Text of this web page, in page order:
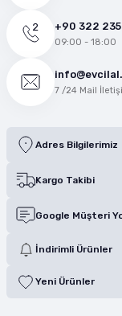
+90 322
09:00 - 18:00
7 /24 Mail
Adres Bilgilerimiz
Kargo Takibi
Google Müşteri
İndirimli Ürünler
Yeni Ürünler